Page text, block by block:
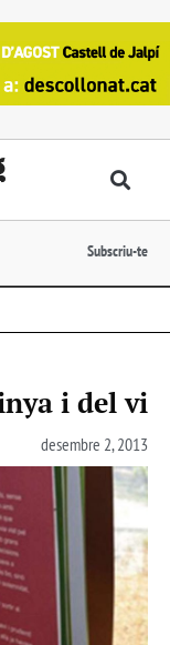
Subscriu-te
i del vi
desembre 2, 2013